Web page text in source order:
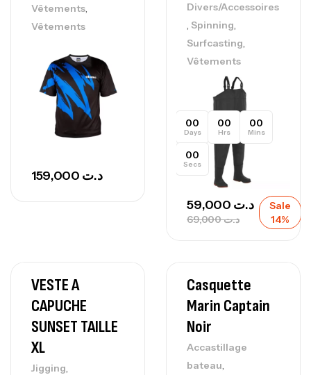
Vêtements,
Vêtements
د.ت
Divers/Accessoires
, Spinning,
Surfcasting,
Vêtements
00
Days
00
Hrs
00
Mins
00
Secs
د.ت69,000
د.ت
Sale
14%
VESTE A
CAPUCHE
SUNSET TAILLE
XL
Jigging,
Casquette
Marin Captain
Noir
Accastillage
bateau,